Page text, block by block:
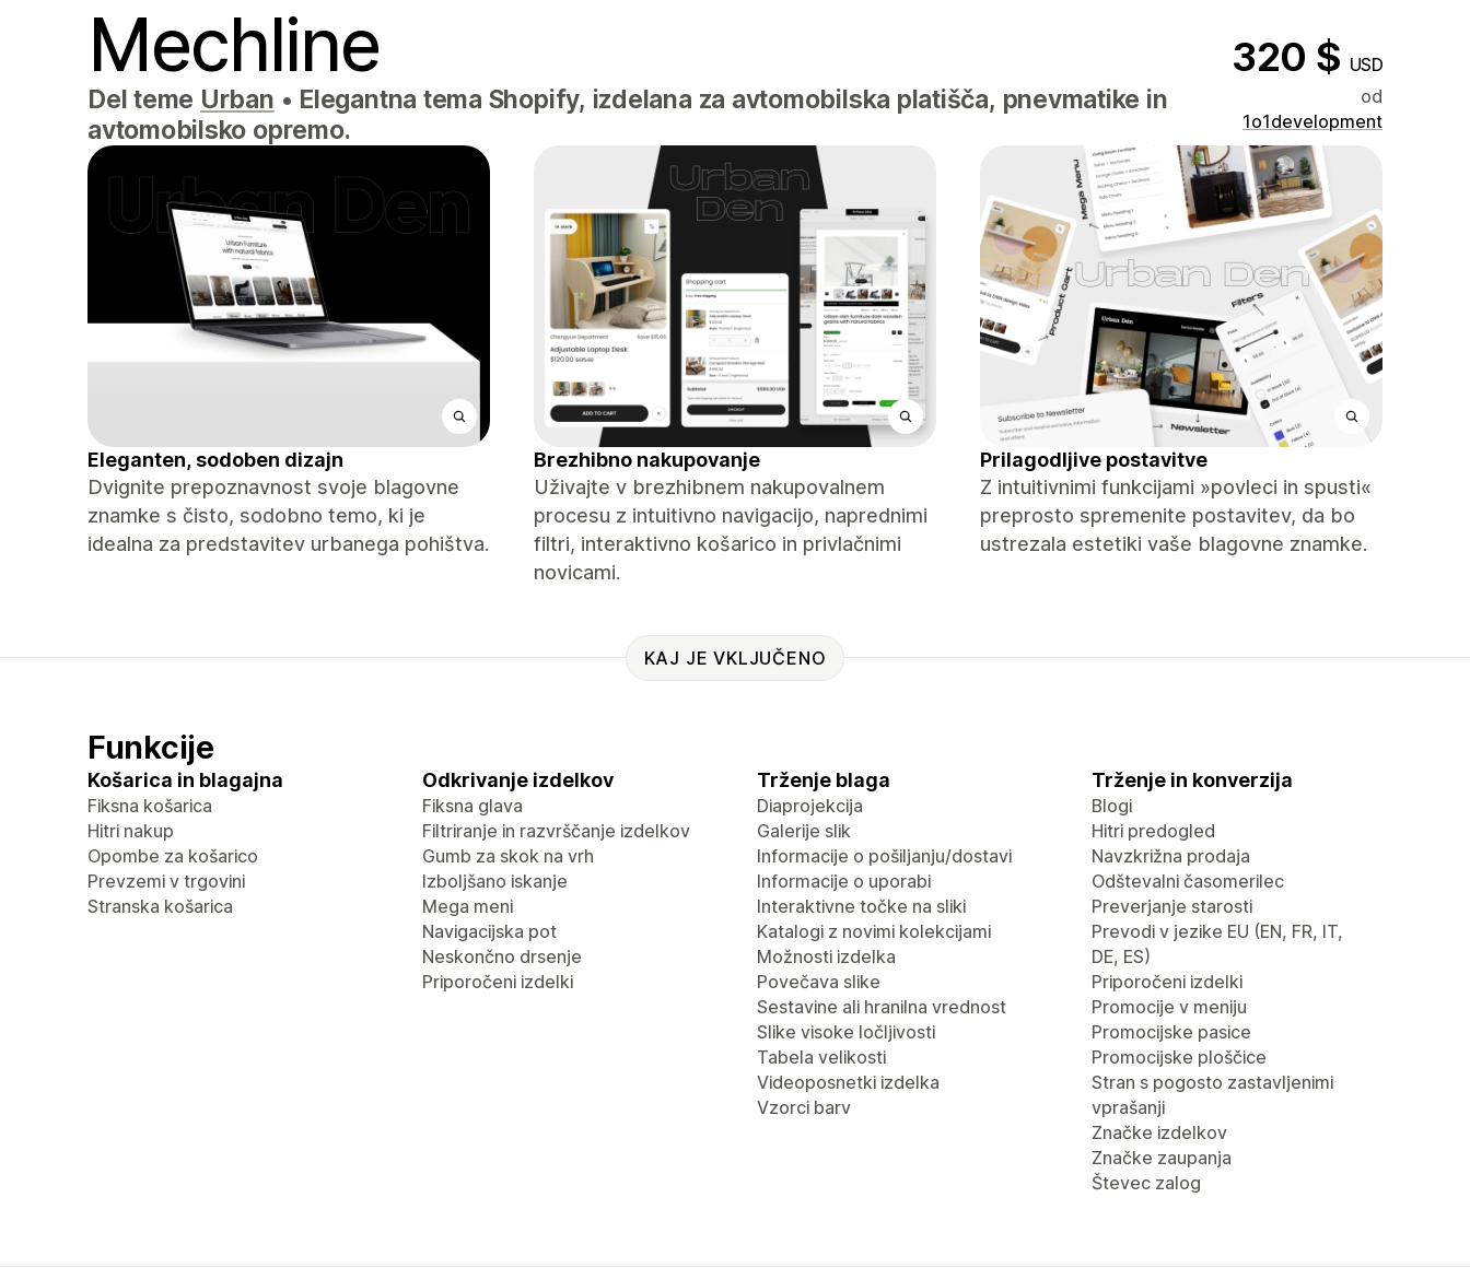
Mechline 320 $ USD
Del teme Urban • Elegantna tema Shopify, izdelana za avtomobilska platišča, pnevmatike in
avtomobilsko opremo.
od
1o1development
Eleganten, sodoben dizajn
Dvignite prepoznavnost svoje blagovne
znamke s čisto, sodobno temo, ki je
idealna za predstavitev urbanega pohištva.
Brezhibno nakupovanje
Uživajte v brezhibnem nakupovalnem
procesu z intuitivno navigacijo, naprednimi
filtri, interaktivno košarico in privlačnimi
novicami.
Prilagodljive postavitve
Z intuitivnimi funkcijami »povleci in spusti«
preprosto spremenite postavitev, da bo
ustrezala estetiki vaše blagovne znamke.
KAJ JE VKLJUČENO
Funkcije
Košarica in blagajna
Fiksna košarica
Hitri nakup
Opombe za košarico
Prevzemi v trgovini
Stranska košarica
Odkrivanje izdelkov
Fiksna glava
Filtriranje in razvrščanje izdelkov
Gumb za skok na vrh
Izboljšano iskanje
Mega meni
Navigacijska pot
Neskončno drsenje
Priporočeni izdelki
Trženje blaga
Diaprojekcija
Galerije slik
Informacije o pošiljanju/dostavi
Informacije o uporabi
Interaktivne točke na sliki
Katalogi z novimi kolekcijami
Možnosti izdelka
Povečava slike
Sestavine ali hranilna vrednost
Slike visoke ločljivosti
Tabela velikosti
Videoposnetki izdelka
Vzorci barv
Trženje in konverzija
Blogi
Hitri predogled
Navzkrižna prodaja
Odštevalni časomerilec
Preverjanje starosti
Prevodi v jezike EU (EN, FR, IT,
DE, ES)
Priporočeni izdelki
Promocije v meniju
Promocijske pasice
Promocijske ploščice
Stran s pogosto zastavljenimi
vprašanji
Značke izdelkov
Značke zaupanja
Števec zalog